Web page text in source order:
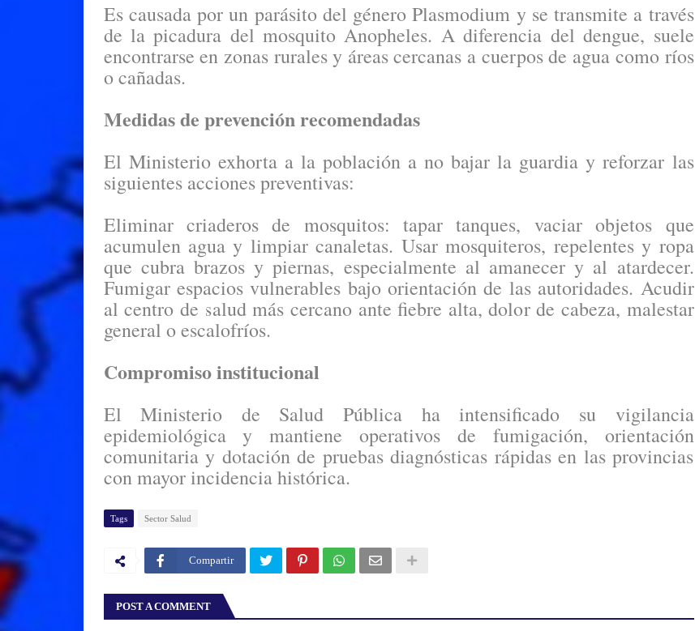
Es causada por un parásito del género Plasmodium y se transmite a través
de la picadura del mosquito Anopheles. A diferencia del dengue, suele
encontrarse en zonas rurales y áreas cercanas a cuerpos de agua como ríos
o cañadas.
Medidas de prevención recomendadas
El Ministerio exhorta a la población a no bajar la guardia y reforzar las
siguientes acciones preventivas:
Eliminar criaderos de mosquitos: tapar tanques, vaciar objetos que
acumulen agua y limpiar canaletas. Usar mosquiteros, repelentes y ropa
que cubra brazos y piernas, especialmente al amanecer y al atardecer.
Fumigar espacios vulnerables bajo orientación de las autoridades. Acudir
al centro de salud más cercano ante fiebre alta, dolor de cabeza, malestar
general o escalofríos.
Compromiso institucional
El Ministerio de Salud Pública ha intensificado su vigilancia
epidemiológica y mantiene operativos de fumigación, orientación
comunitaria y dotación de pruebas diagnósticas rápidas en las provincias
con mayor incidencia histórica.
Tags Sector Salud
Compartir
POST A COMMENT